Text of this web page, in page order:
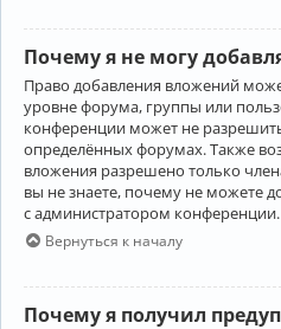
Почему я не могу
Право добавления вложений
уровне форума, группы или
конференции может не
определённых форумах. Также
вложения разрешено только
вы не знаете, почему не можете
с администратором конференции.
Вернуться к началу
Почему я получил